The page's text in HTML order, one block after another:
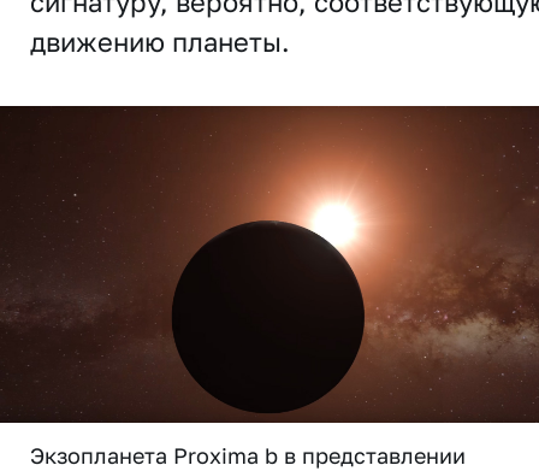
движению планеты.
Экзопланета Proxima b в представлении